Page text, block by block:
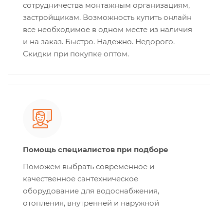
сотрудничества монтажным организациям,
застройщикам. Возможность купить онлайн
все необходимое в одном месте из наличия
и на заказ. Быстро. Надежно. Недорого.
Скидки при покупке оптом.
Помощь специалистов при подборе
Поможем выбрать современное и
качественное сантехническое
оборудование для водоснабжения,
отопления, внутренней и наружной